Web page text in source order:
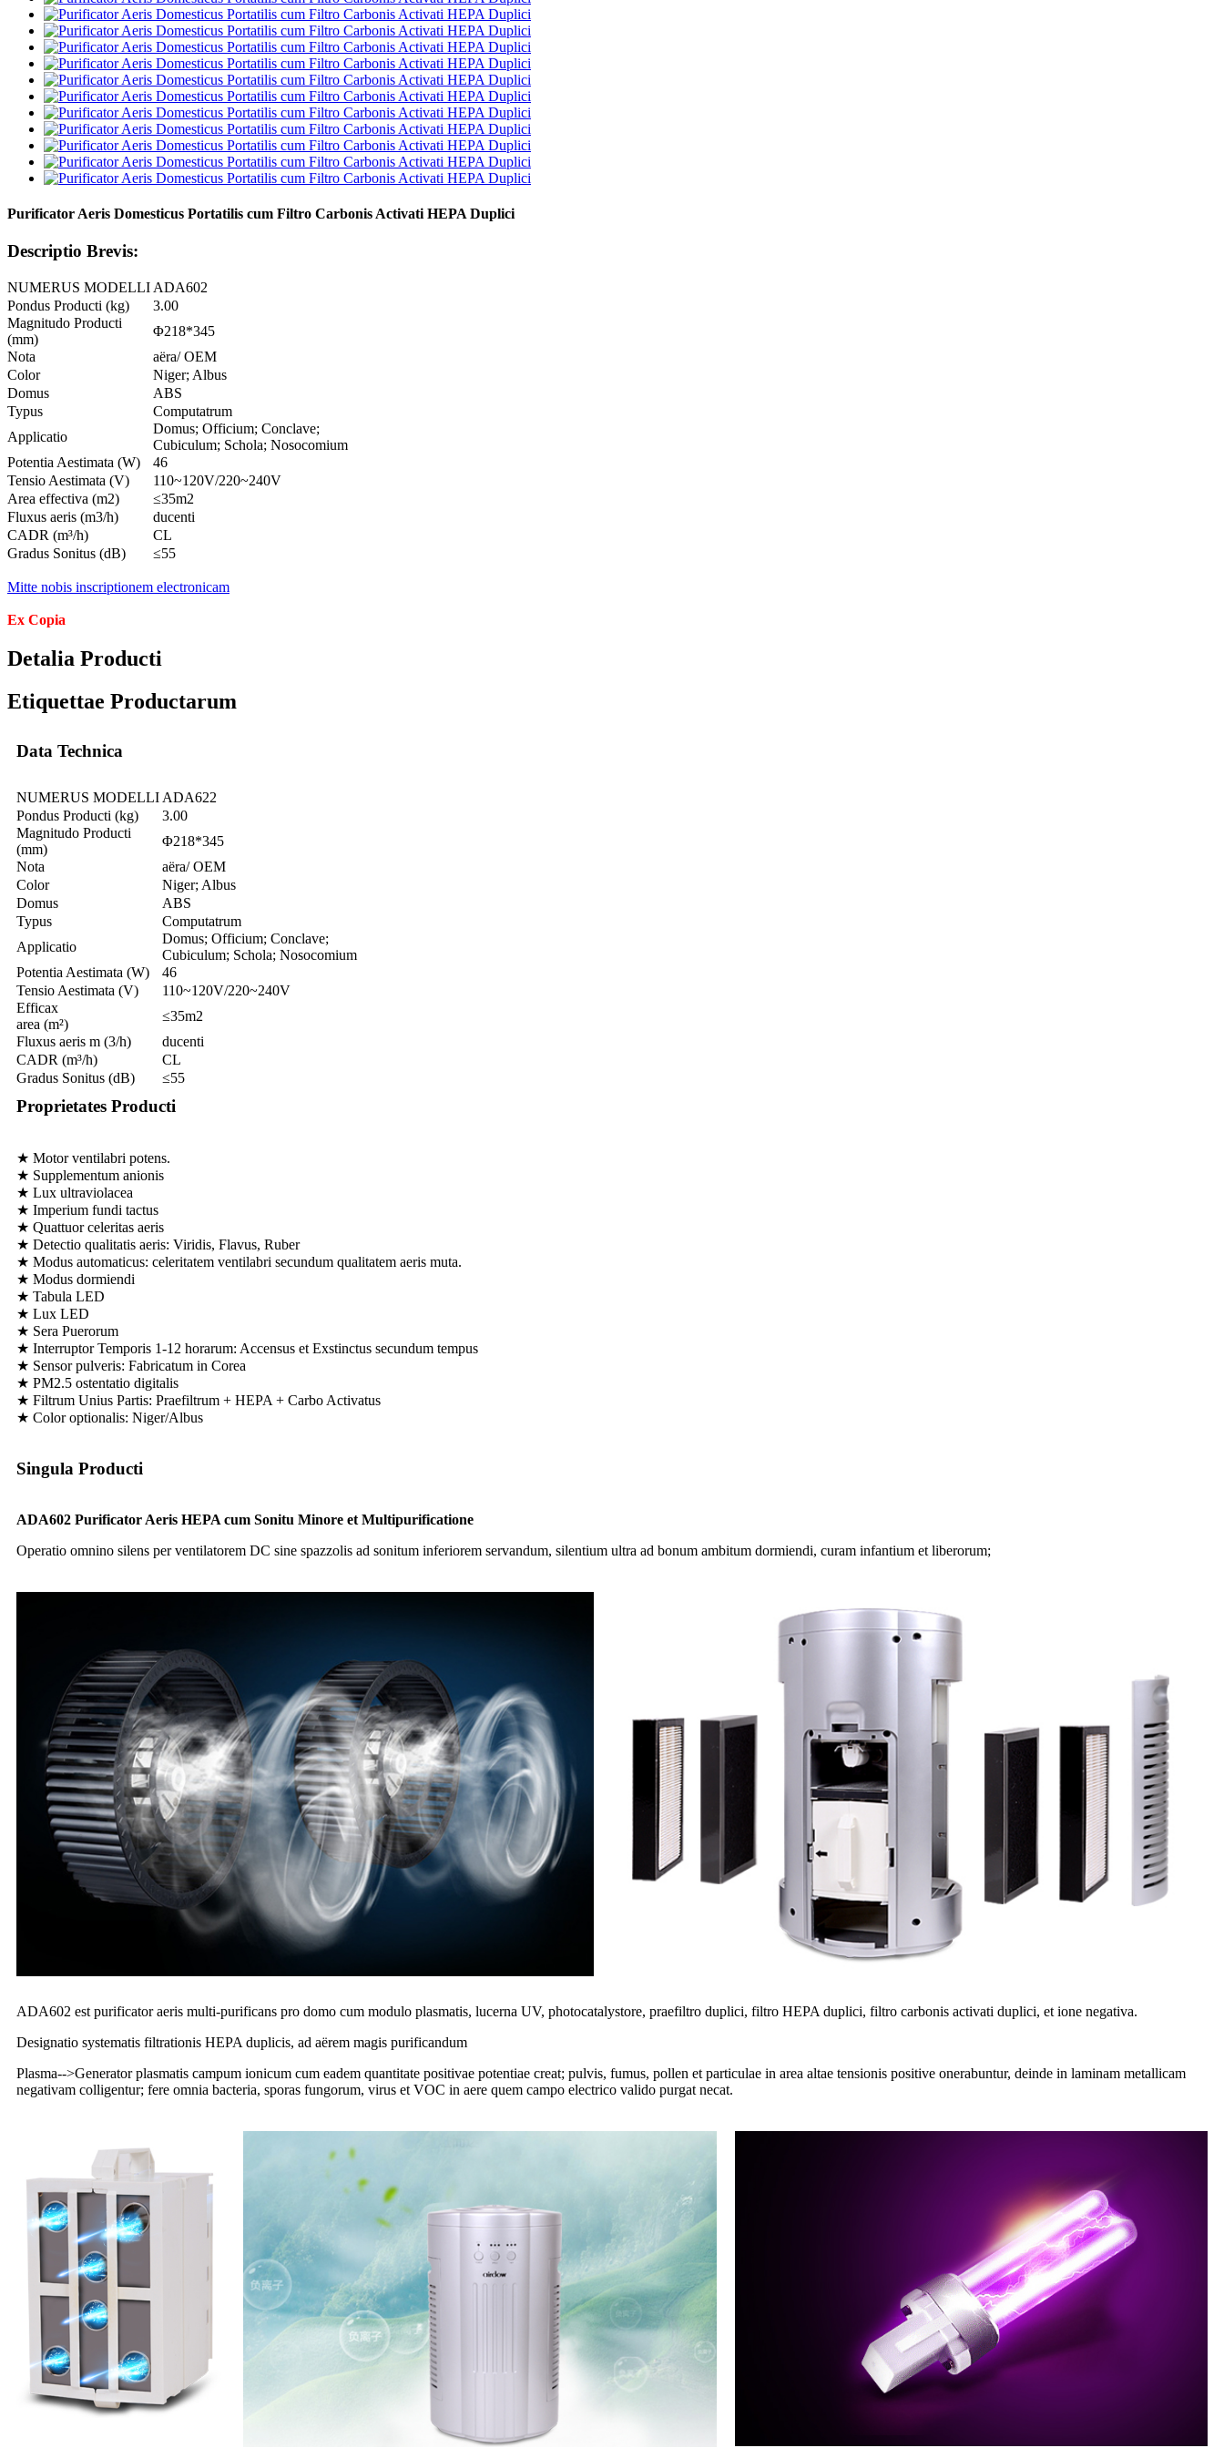
Purificator Aeris Domesticus Portatilis cum Filtro Carbonis Activati ​​HEPA Duplici
Descriptio Brevis:
NUMERUS MODELLI ADA602
Pondus Producti (kg)
3.00
Magnitudo Producti
(mm)
Φ218*345
Nota
aëra/ OEM
Color
Niger; Albus
Domus
ABS
Typus
Computatrum
Applicatio
Domus; Officium; Conclave;
Cubiculum; Schola; Nosocomium
Potentia Aestimata (W)
46
Tensio Aestimata (V)
110~120V/220~240V
Area effectiva (m2)
≤35m2
Fluxus aeris (m3/h)
ducenti
CADR (m³/h)
CL
Gradus Sonitus (dB)
≤55
Mitte nobis inscriptionem electronicam
Ex Copia
Detalia Producti
Etiquettae Productarum
Data Technica
NUMERUS MODELLI ADA622
Pondus Producti (kg)
3.00
Magnitudo Producti
(mm)
Φ218*345
Nota
aëra/ OEM
Color
Niger; Albus
Domus
ABS
Typus
Computatrum
Applicatio
Domus; Officium; Conclave;
Cubiculum; Schola; Nosocomium
Potentia Aestimata (W)
46
Tensio Aestimata (V)
110~120V/220~240V
Efficax
area (m²)
≤35m2
Fluxus aeris m (3/h)
ducenti
CADR (m³/h)
CL
Gradus Sonitus (dB)
≤55
Proprietates Producti
★ Motor ventilabri potens.
★ Supplementum anionis
★ Lux ultraviolacea
★ Imperium fundi tactus
★ Quattuor celeritas aeris
★ Detectio qualitatis aeris: Viridis, Flavus, Ruber
★ Modus automaticus: celeritatem ventilabri secundum qualitatem aeris muta.
★ Modus dormiendi
★ Tabula LED
★ Lux LED
★ Sera Puerorum
★ Interruptor Temporis 1-12 horarum: Accensus et Exstinctus secundum tempus
★ Sensor pulveris: Fabricatum in Corea
★ PM2.5 ostentatio digitalis
★ Filtrum Unius Partis: Praefiltrum + HEPA + Carbo Activatus
★ Color optionalis: Niger/Albus
Singula Producti
ADA602 Purificator Aeris HEPA cum Sonitu Minore et Multipurificatione
Operatio omnino silens per ventilatorem DC sine spazzolis ad sonitum inferiorem servandum, silentium ultra ad bonum ambitum dormiendi, curam infantium et liberorum;
ADA602 est purificator aeris multi-purificans pro domo cum modulo plasmatis, lucerna UV, photocatalystore, praefiltro duplici, filtro HEPA duplici, filtro carbonis activati ​​duplici, et ione negativa.
Designatio systematis filtrationis HEPA duplicis, ad aërem magis purificandum
Plasma-->Generator plasmatis campum ionicum cum eadem quantitate positivae potentiae creat; pulvis, fumus, pollen et particulae in area altae tensionis positive onerabuntur, deinde in laminam metallicam
negativam colligentur; fere omnia bacteria, sporas fungorum, virus et VOC in aere quem campo electrico valido purgat necat.